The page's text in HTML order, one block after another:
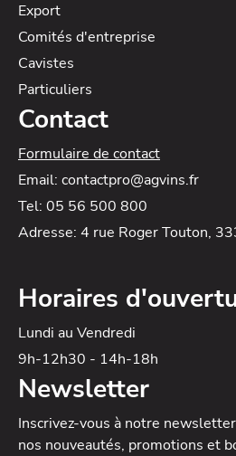
Export
Comités d'entreprise
Cavistes
Particuliers
Contact
Formulaire de contact
Email: contactpro@agvins.fr
Tel: 05 56 500 800
Adresse: 4 rue Roger Touton,
Horaires
Lundi au Vendredi
9h-12h30 - 14h-18h
Newsletter
Inscrivez-vous à notre newsletter
nos nouveautés, promotions et